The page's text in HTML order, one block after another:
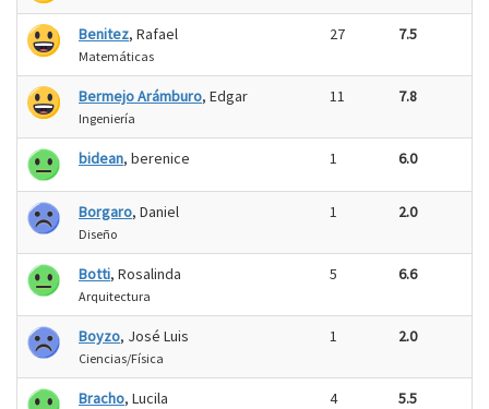
Benitez, Rafael
Matemáticas
27 7.5
Bermejo Arámburo, Edgar
Ingeniería
11 7.8
bidean, berenice 1 6.0
Borgaro, Daniel
Diseño
1 2.0
Botti, Rosalinda
Arquitectura
5 6.6
Boyzo, José Luis
Ciencias/Física
1 2.0
Bracho, Lucila 4 5.5